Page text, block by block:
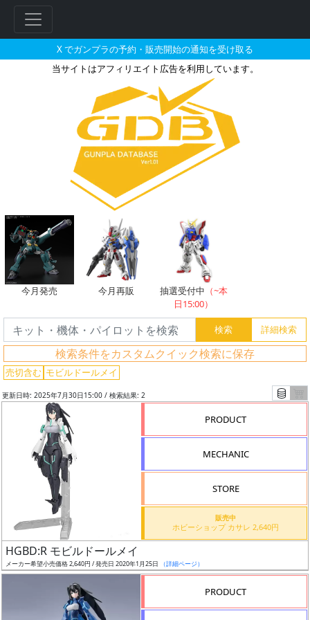
X でガンプラの予約・販売開始の通知を受け取る
当サイトはアフィリエイト広告を利用しています。
モビルドールメイのガンプラの
今月発売 今月再販 抽選受付中 （~本
日15:00）
検索条件をカスタムクイック検索に保存
売切含む モビルドールメイ
ワ
ー
検
索
グ
レ
ー
ド
成
更新日時: 2025年7月30日15:00 / 検索結果: 2
PRODUCT
MECHANIC
STORE
販売中
ホビーショップ カサレ 2,640円
HGBD:R モビルドールメイ
メーカー希望小売価格 2,640円 / 発売日 2020年1月25日 （詳細ページ）
PRODUCT